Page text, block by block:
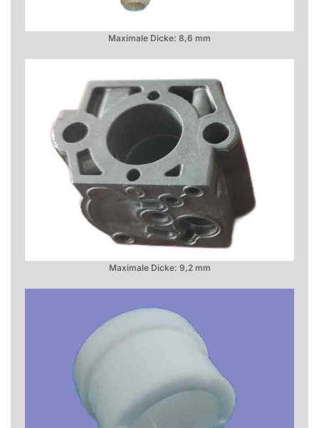
Maximale Dicke: 8,6 mm
Maximale Dicke: 9,2 mm